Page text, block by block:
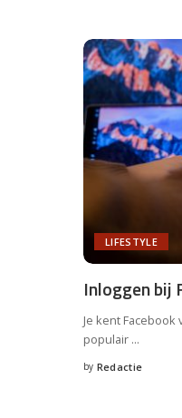
LIFESTYLE
Inloggen bij
Je kent
populair ...
Posted
by Redactie